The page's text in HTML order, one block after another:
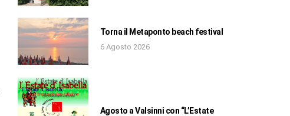
Torna il Metaponto beach festival
6 Agosto 2026
Agosto a Valsinni con “L’Estate